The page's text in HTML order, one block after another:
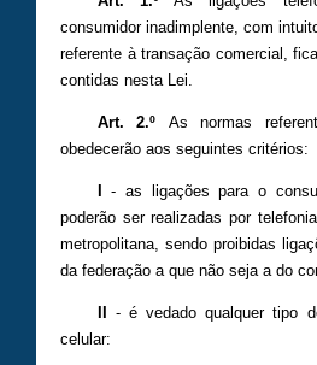
consumidor inadimplente, com
referente à transação comercial,
contidas nesta Lei.
Art. 2.º As normas
obedecerão aos seguintes critérios:
I- as ligações para o
poderão ser realizadas por
metropolitana, sendo proibidas
da federação a que não seja a do
- é vedado qualquer tipo
celular: